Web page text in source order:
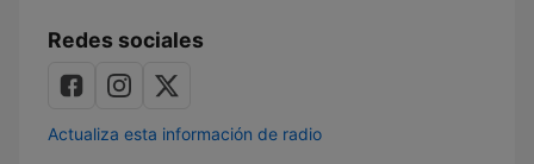
Redes sociales
Actualiza esta información de radio